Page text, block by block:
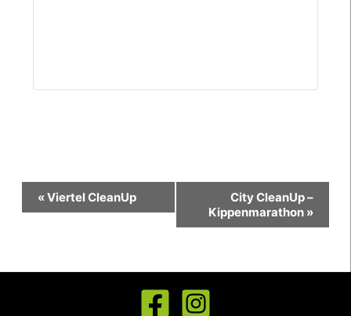
Veranstaltung-
Navigation
«Viertel CleanUp
City CleanUp –
Kippenmarathon »